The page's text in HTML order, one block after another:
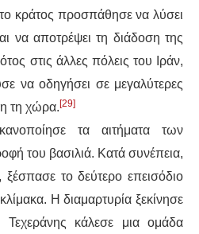
κράτος προσπάθησε να λύσει
να αποτρέψει τη διάδοση της
στις άλλες πόλεις του Ιράν,
να οδηγήσει σε μεγαλύτερες
τη χώρα. [29]
τα αιτήματα των
του βασιλιά. Κατά συνέπεια,
το δεύτερο επεισόδιο
Η διαμαρτυρία ξεκίνησε
κάλεσε μια ομάδα